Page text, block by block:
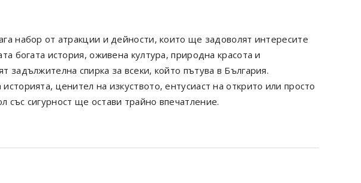
набор от атракции и дейности, които ще задоволят интересите
богата история, оживена култура, природна красота и
задължителна спирка за всеки, който пътува в България.
ценител на изкуството, ентусиаст на открито или просто
със сигурност ще остави трайно впечатление.